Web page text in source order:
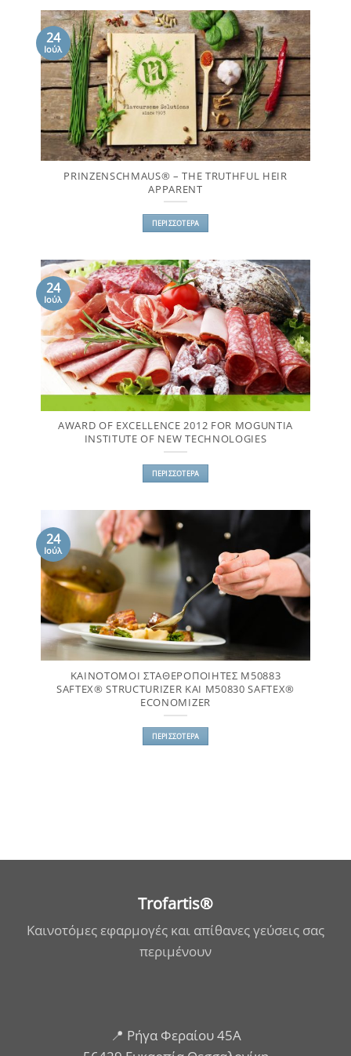
PRINZENSCHMAUS® – THE TRUTHFUL HEIR
APPARENT
ΠΕΡΙΣΣΌΤΕΡΑ
24
Ιούλ
AWARD OF EXCELLENCE 2012 FOR MOGUNTIA
INSTITUTE OF NEW TECHNOLOGIES
ΠΕΡΙΣΣΌΤΕΡΑ
24
Ιούλ
ΚΑΙΝΟΤΌΜΟΙ ΣΤΑΘΕΡΟΠΟΙΗΤΈΣ M50883
SAFTEX® STRUCTURIZER ΚΑΙ M50830 SAFTEX®
ECONOMIZER
ΠΕΡΙΣΣΌΤΕΡΑ
24
Ιούλ
Trofartis®
Καινοτόμες εφαρμογές και απίθανες γεύσεις σας
περιμένουν
📍 Ρήγα Φεραίου 45Α